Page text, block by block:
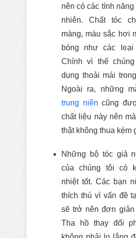
nên có các tính
nhiên. Chất tóc
màng, màu sắc hơi
bóng như các
Chính vì thế
dụng thoải mái
Ngoài ra, những
trung niên cũng
chất liệu này nên
thật không thua kém
Những bộ tóc giả
của chúng tôi có
nhiệt tốt. Các bạn
thích thú vì vấn đề
sẽ trở nên đơn
Tha hồ thay đổi